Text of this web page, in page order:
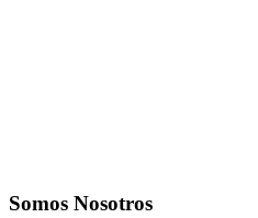
Somos Nosotros